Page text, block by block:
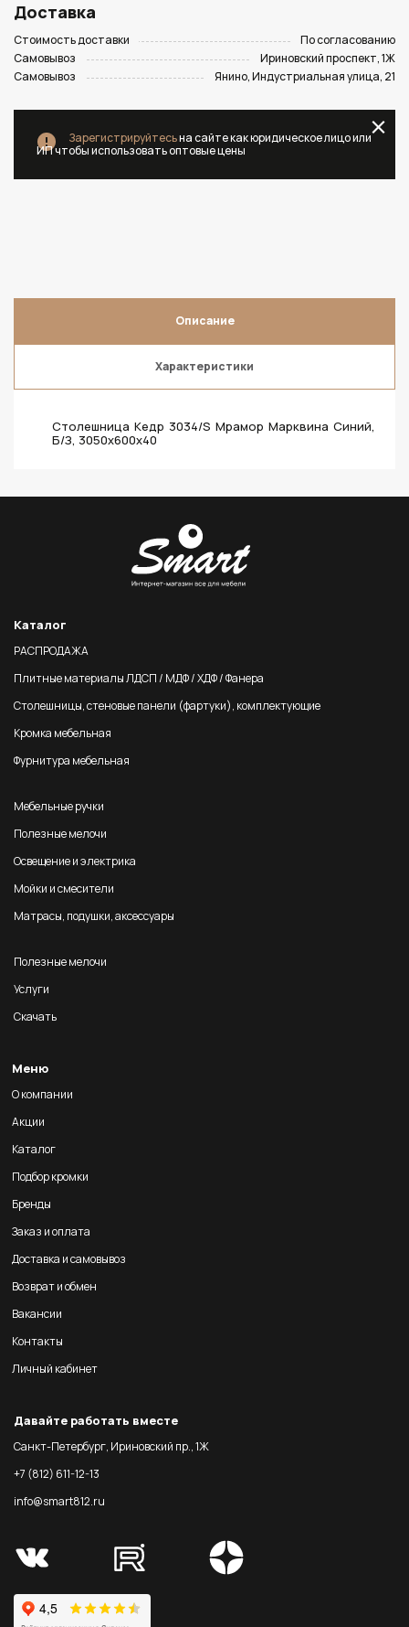
Доставка
Стоимость доставки
По согласованию
Самовывоз
Ириновский проспект, 1Ж
Самовывоз
Янино, Индустриальная улица, 21
Зарегистрируйтесьна сайте как юридическое лицо или
ИП чтобы использовать оптовые цены
Описание
Характеристики
Столешница Кедр 3034/S Мрамор Марквина Синий,
Б/З, 3050х600х40
Каталог
РАСПРОДАЖА
Плитные материалы ЛДСП / МДФ / ХДФ / Фанера
Столешницы, стеновые панели (фартуки), комплектующие
Кромка мебельная
Фурнитура мебельная
Мебельные ручки
Полезные мелочи
Освещение и электрика
Мойки и смесители
Матрасы, подушки, аксессуары
Полезные мелочи
Услуги
Скачать
Меню
О компании
Акции
Каталог
Подбор кромки
Бренды
Заказ и оплата
Доставка и самовывоз
Возврат и обмен
Вакансии
Контакты
Личный кабинет
Давайте работать вместе
Санкт-Петербург, Ириновский пр., 1Ж
+7 (812) 611-12-13
info@smart812.ru